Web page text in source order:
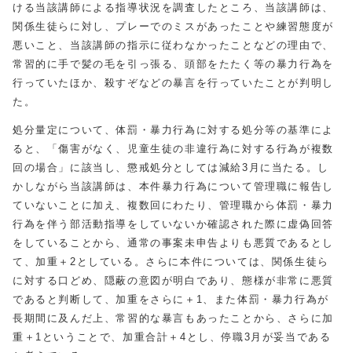
ける当該講師による指導状況を調査したところ、当該講師は、
関係生徒らに対し、プレーでのミスがあったことや練習態度が
悪いこと、当該講師の指示に従わなかったことなどの理由で、
常習的に手で髪の毛を引っ張る、頭部をたたく等の暴力行為を
行っていたほか、殺すぞなどの暴言を行っていたことが判明し
た。
処分量定について、体罰・暴力行為に対する処分等の基準によ
ると、「傷害がなく、児童生徒の非違行為に対する行為が複数
回の場合」に該当し、懲戒処分としては減給3月に当たる。し
かしながら当該講師は、本件暴力行為について管理職に報告し
ていないことに加え、複数回にわたり、管理職から体罰・暴力
行為を伴う部活動指導をしていないか確認された際に虚偽回答
をしていることから、通常の事案未申告よりも悪質であるとし
て、加重＋2としている。さらに本件については、関係生徒ら
に対する口どめ、隠蔽の意図が明白であり、態様が非常に悪質
であると判断して、加重をさらに＋1、また体罰・暴力行為が
長期間に及んだ上、常習的な暴言もあったことから、さらに加
重＋1ということで、加重合計＋4とし、停職3月が妥当である